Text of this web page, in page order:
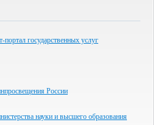
государственных услуг
России
науки и высшего образования